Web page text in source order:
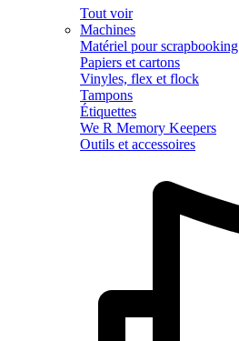
Tout voir
Machines
Matériel pour scrapbooking
Papiers et cartons
Vinyles, flex et flock
Tampons
Étiquettes
We R Memory Keepers
Outils et accessoires